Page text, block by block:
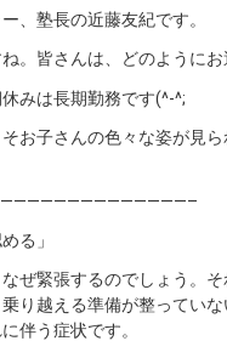
、塾長の近藤友紀です。
。皆さんは、どのようにお
みは長期勤務です(^-^;
お子さんの色々な姿が見
る」
ぜ緊張するのでしょう。
り越える準備が整ってい
伴う症状です。